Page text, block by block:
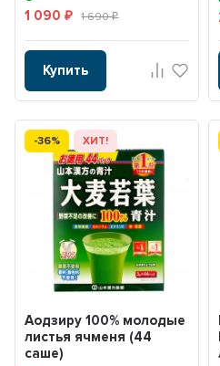
1 090₽ 1 690₽
Купить
-36% ХИТ!
Аодзиру 100% молодые
листья ячменя (44
саше)